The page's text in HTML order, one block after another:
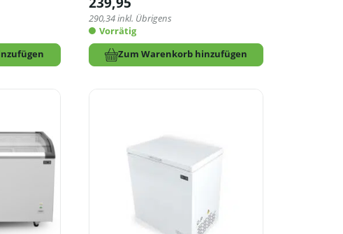
290,34inkl. Übrigens
Vorrätig
Zum Warenkorb hinzufügen